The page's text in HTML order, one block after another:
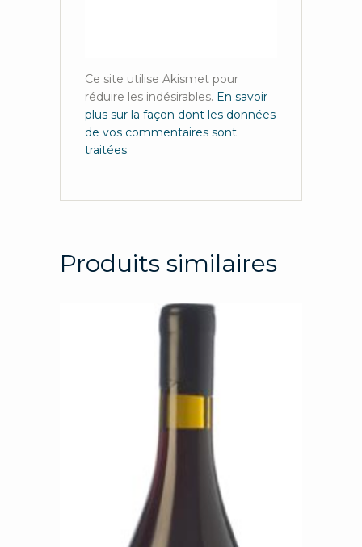
Ce site utilise Akismet pour
réduire les indésirables. En savoir
plus sur la façon dont les données
de vos commentaires sont
traitées.
Produits similaires